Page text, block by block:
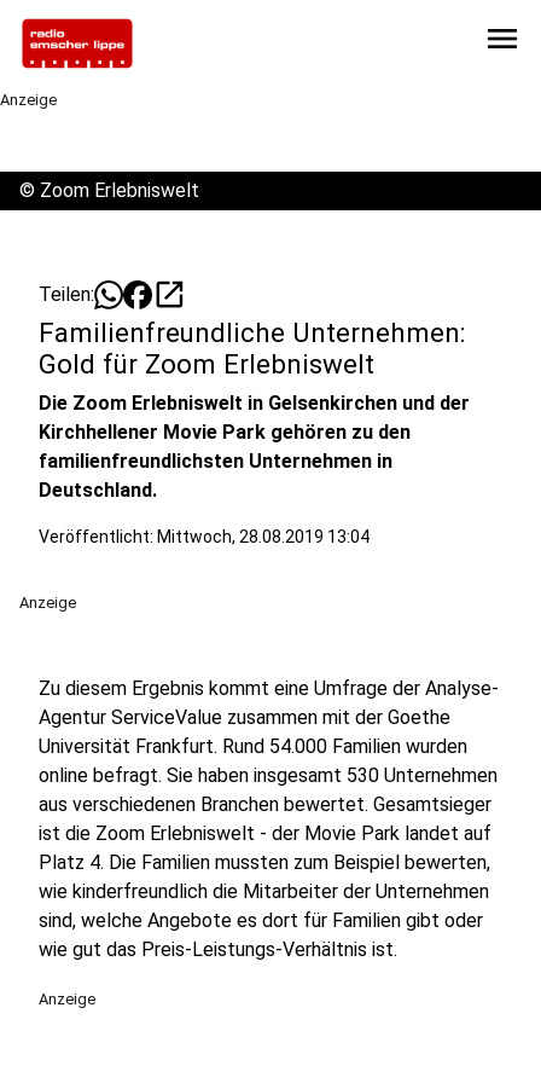
menu
Anzeige
© Zoom Erlebniswelt
Teilen: open_in_new
Familienfreundliche Unternehmen:
Gold für Zoom Erlebniswelt
Die Zoom Erlebniswelt in Gelsenkirchen und der
Kirchhellener Movie Park gehören zu den
familienfreundlichsten Unternehmen in
Deutschland.
Veröffentlicht: Mittwoch, 28.08.2019 13:04
Anzeige
Zu diesem Ergebnis kommt eine Umfrage der Analyse-
Agentur ServiceValue zusammen mit der Goethe
Universität Frankfurt. Rund 54.000 Familien wurden
online befragt. Sie haben insgesamt 530 Unternehmen
aus verschiedenen Branchen bewertet. Gesamtsieger
ist die Zoom Erlebniswelt - der Movie Park landet auf
Platz 4. Die Familien mussten zum Beispiel bewerten,
wie kinderfreundlich die Mitarbeiter der Unternehmen
sind, welche Angebote es dort für Familien gibt oder
wie gut das Preis-Leistungs-Verhältnis ist.
Anzeige